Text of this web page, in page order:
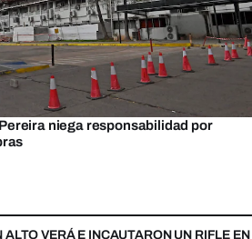
niega responsabilidad por
VERÁ E INCAUTARON UN RIFLE EN